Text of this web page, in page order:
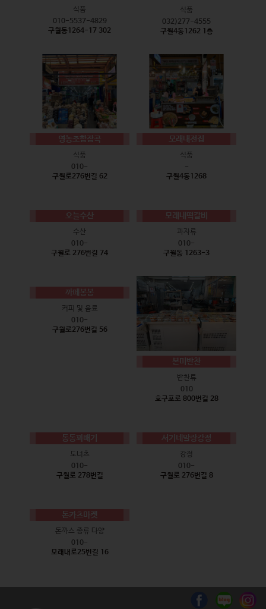
식품
010-5537-4829
구월동1264-17 302
식품
032)277-4555
구월4동1262 1층
영농조합잡곡
식품
010-
구월로276번길 62
모래내전집
식품
-
구월4동1268
오늘수산
수산
010-
구월로 276번길 74
모래내떡갈비
과자류
010-
구월동 1263-3
까페봄봄
커피 및 음료
010-
구월로276번길 56
본미반찬
반찬류
010
호구포로 800번길 28
동동꽈배기
도너츠
010-
구월로 278번길
서기네말랑강정
강정
010-
구월로 276번길 8
돈카츠마켓
돈까스 종류 다양
010-
모래내로25번길 16